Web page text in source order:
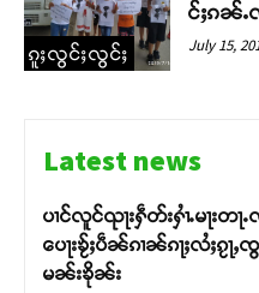
ၵူႈလွင်ႈလွင်ႈ
င်ႈၵၼ်
July 15,
Latest news
ပၢင်လူင်ၺႃးႁဵတ်းႁၢႆႉမႃးတႃႉ
ပေႃးၶႂ်ႈပဵၼ်ၵၢၼ်ၵႃႈလႆႈၵႂႃႇၸွ
မၼ်းၶိုၼ်း